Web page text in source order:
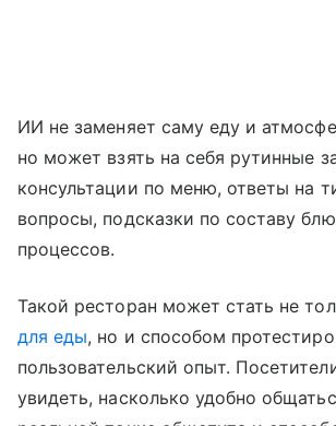
ИИ не заменяет саму еду и
но может взять на себя рутинные
консультации по меню, ответы на
вопросы, подсказки по составу
процессов.
Такой ресторан может стать не
для еды, но и способом
пользовательский опыт.
увидеть, насколько удобно